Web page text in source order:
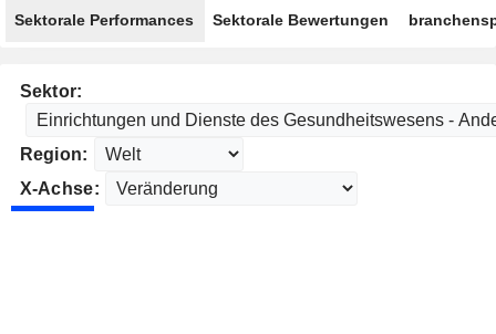
Sektorale Performances Sektorale Bewertungen
Sektor:
Region:
X-Achse: